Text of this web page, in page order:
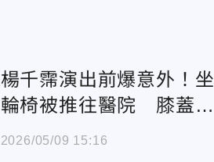
楊千霈演出前爆意外！坐
輪椅被推往醫院 膝蓋腫
脹痛到尖叫
2026/05/09 15:16